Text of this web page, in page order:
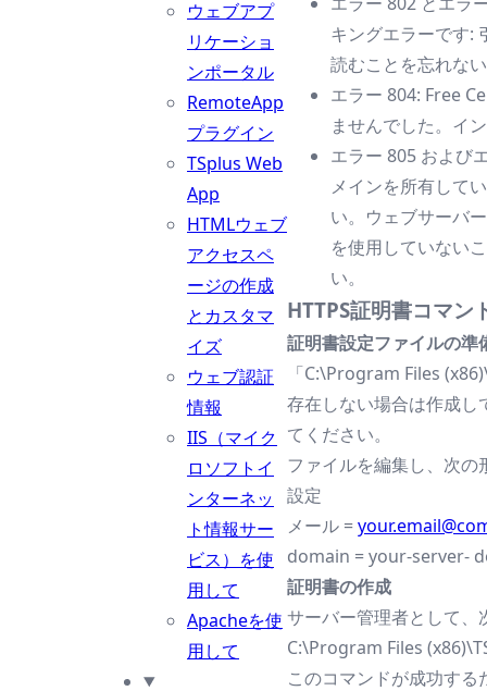
ウェブアプ
リケーショ
ンポータル
RemoteApp
プラグイン
TSplus Web
App
HTMLウェブ
アクセスペ
ージの作成
とカスタマ
イズ
ウェブ認証
情報
IIS（マイク
ロソフトイ
ンターネッ
ト情報サー
ビス）を使
用して
Apacheを使
用して
キングエラーです:
読むことを忘れな
エラー 804: Free
ませんでした。イ
エラー 805 および
メインを所有して
い。ウェブサーバ
を使用していない
い。
HTTPS証明書コマン
証明書設定ファイルの準
「C:\Program Files
存在しない場合は作成
てください。
ファイルを編集し、次
設定
メール =
domain = your-server-
証明書の作成
サーバー管理者として、
C:\Program Files
このコマンドが成功する